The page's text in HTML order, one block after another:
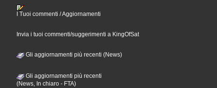
I Tuoi commenti / Aggiornamenti
Invia i tuoi commenti/suggerimenti a KingOfSat
Gli aggiornamenti più recenti (News)
Gli aggiornamenti più recenti
(News, In chiaro - FTA)